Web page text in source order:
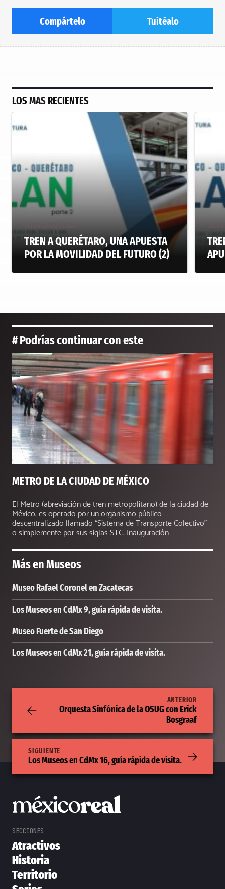
Compártelo Tuitéalo
LOSMAS RECIENTES
TREN A QUERÉTARO, UNA APUESTA
POR LA MOVILIDAD DEL FUTURO (2)
# Podrías continuar con este
METRO DE LA CIUDAD DE MÉXICO
El Metro (abreviación de tren metropolitano) de la ciudad de
México, es operado por un organismo público
descentralizado llamado “Sistema de Transporte Colectivo”
o simplemente por sus siglas STC. Inauguración
Más enMuseos
Museo Rafael Coronel en Zacatecas
Los Museos en CdMx 9, guía rápida de visita.
Museo Fuerte de San Diego
Los Museos en CdMx 21, guía rápida de visita.
ANTERIOR
Orquesta Sinfónica de la OSUG con Erick
Bosgraaf
SIGUIENTE
Los Museos en CdMx 16, guía rápida de visita.
Atractivos
Historia
Territorio